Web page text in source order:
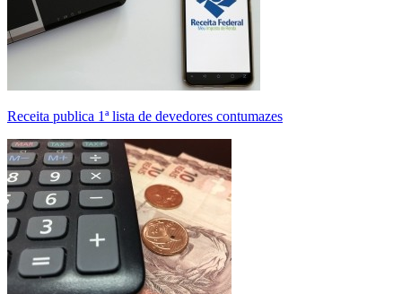
Receita publica 1ª lista de devedores contumazes